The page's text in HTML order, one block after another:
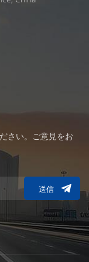
さい。ご意見をお
送信